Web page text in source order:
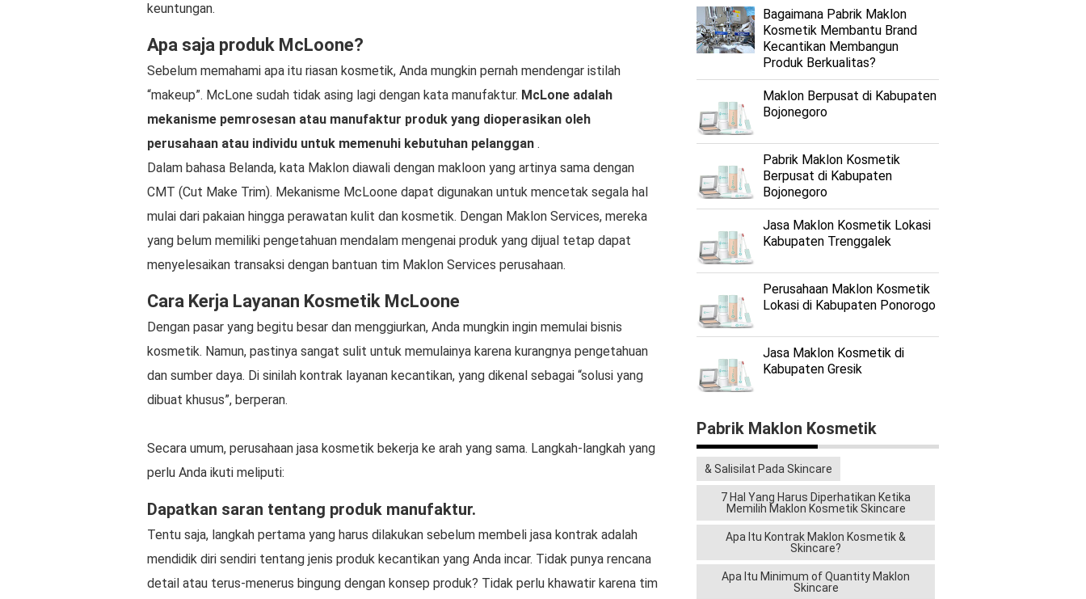
keuntungan.
Apa saja produk McLoone?
Sebelum memahami apa itu riasan kosmetik, Anda mungkin pernah mendengar istilah
“makeup”. McLone sudah tidak asing lagi dengan kata manufaktur. McLone adalah
mekanisme pemrosesan atau manufaktur produk yang dioperasikan oleh
perusahaan atau individu untuk memenuhi kebutuhan pelanggan .
Dalam bahasa Belanda, kata Maklon diawali dengan makloon yang artinya sama dengan
CMT (Cut Make Trim). Mekanisme McLoone dapat digunakan untuk mencetak segala hal
mulai dari pakaian hingga perawatan kulit dan kosmetik. Dengan Maklon Services, mereka
yang belum memiliki pengetahuan mendalam mengenai produk yang dijual tetap dapat
menyelesaikan transaksi dengan bantuan tim Maklon Services perusahaan.
Cara Kerja Layanan Kosmetik McLoone
Dengan pasar yang begitu besar dan menggiurkan, Anda mungkin ingin memulai bisnis
kosmetik. Namun, pastinya sangat sulit untuk memulainya karena kurangnya pengetahuan
dan sumber daya. Di sinilah kontrak layanan kecantikan, yang dikenal sebagai “solusi yang
dibuat khusus”, berperan.
Secara umum, perusahaan jasa kosmetik bekerja ke arah yang sama. Langkah-langkah yang
perlu Anda ikuti meliputi:
Dapatkan saran tentang produk manufaktur.
Tentu saja, langkah pertama yang harus dilakukan sebelum membeli jasa kontrak adalah
mendidik diri sendiri tentang jenis produk kecantikan yang Anda incar. Tidak punya rencana
detail atau terus-menerus bingung dengan konsep produk? Tidak perlu khawatir karena tim
Bagaimana Pabrik Maklon
Kosmetik Membantu Brand
Kecantikan Membangun
Produk Berkualitas?
Maklon Berpusat di Kabupaten
Bojonegoro
Pabrik Maklon Kosmetik
Berpusat di Kabupaten
Bojonegoro
Jasa Maklon Kosmetik Lokasi
Kabupaten Trenggalek
Perusahaan Maklon Kosmetik
Lokasi di Kabupaten Ponorogo
Jasa Maklon Kosmetik di
Kabupaten Gresik
Pabrik Maklon Kosmetik
& Salisilat Pada Skincare
7 Hal Yang Harus Diperhatikan Ketika
Memilih Maklon Kosmetik Skincare
Apa Itu Kontrak Maklon Kosmetik &
Skincare?
Apa Itu Minimum of Quantity Maklon
Skincare